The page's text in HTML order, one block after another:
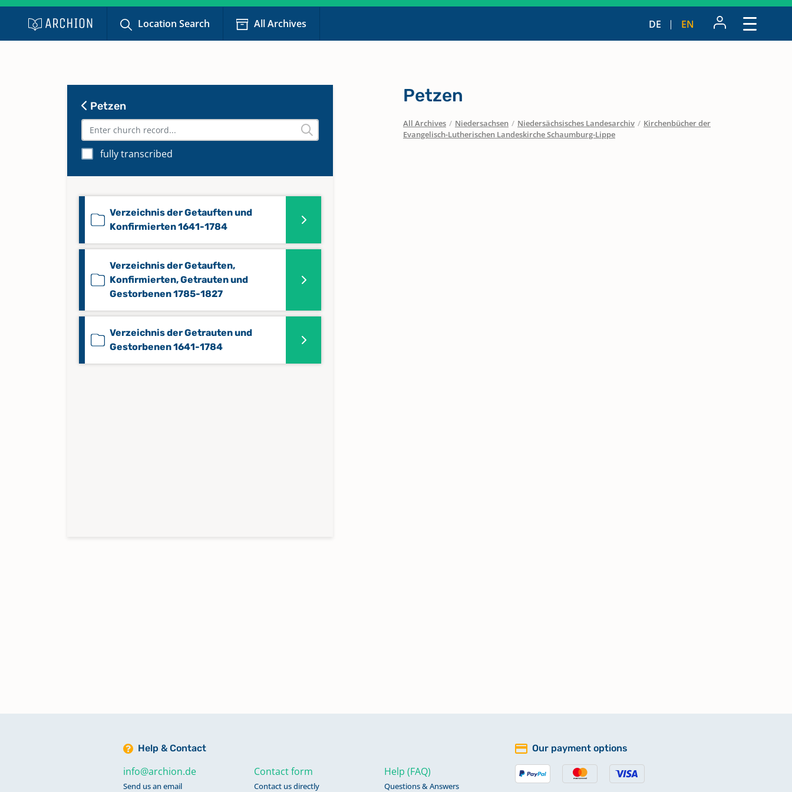
Location Search All Archives DE EN
Petzen
fully transcribed
Verzeichnis der Getauften und
Konfirmierten 1641-1784
Verzeichnis der Getauften,
Konfirmierten, Getrauten und
Gestorbenen 1785-1827
Verzeichnis der Getrauten und
Gestorbenen 1641-1784
Petzen
All Archives / Niedersachsen / Niedersächsisches Landesarchiv / Kirchenbücher der
Evangelisch-Lutherischen Landeskirche Schaumburg-Lippe
Help & Contact
info@archion.de
Send us an email
Contact form
Contact us directly
Help (FAQ)
Questions & Answers
Our payment options